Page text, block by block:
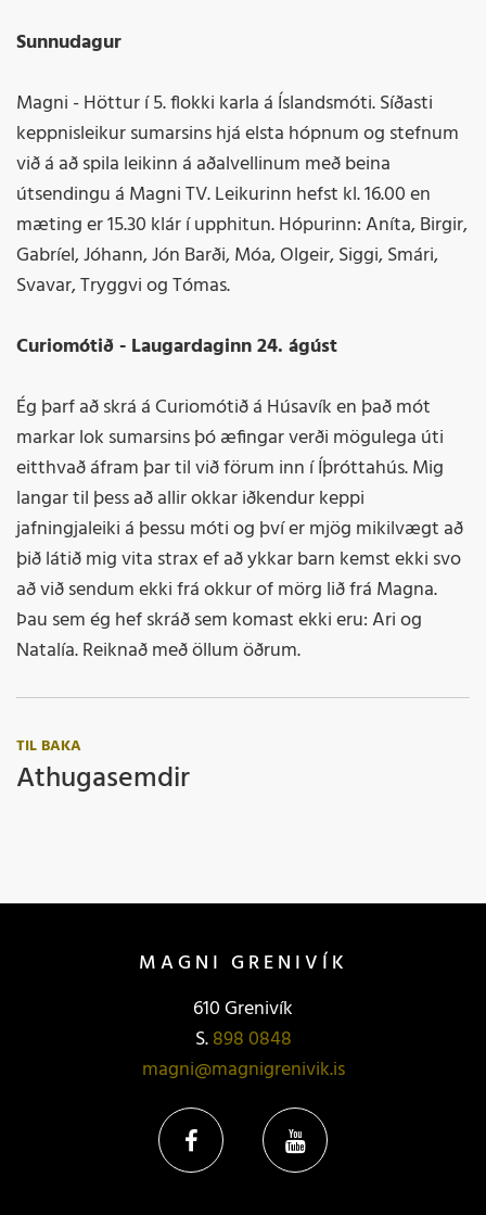
Sunnudagur
Magni - Höttur í 5. flokki karla á Íslandsmóti. Síðasti
keppnisleikur sumarsins hjá elsta hópnum og stefnum
við á að spila leikinn á aðalvellinum með beina
útsendingu á Magni TV. Leikurinn hefst kl. 16.00 en
mæting er 15.30 klár í upphitun. Hópurinn: Aníta, Birgir,
Gabríel, Jóhann, Jón Barði, Móa, Olgeir, Siggi, Smári,
Svavar, Tryggvi og Tómas.
Curiomótið - Laugardaginn 24. ágúst
Ég þarf að skrá á Curiomótið á Húsavík en það mót
markar lok sumarsins þó æfingar verði mögulega úti
eitthvað áfram þar til við förum inn í Íþróttahús. Mig
langar til þess að allir okkar iðkendur keppi
jafningjaleiki á þessu móti og því er mjög mikilvægt að
þið látið mig vita strax ef að ykkar barn kemst ekki svo
að við sendum ekki frá okkur of mörg lið frá Magna.
Þau sem ég hef skráð sem komast ekki eru: Ari og
Natalía. Reiknað með öllum öðrum.
TIL BAKA
Athugasemdir
MAGNI GRENIVÍK
610 Grenivík
S.898 0848
magni@magnigrenivik.is